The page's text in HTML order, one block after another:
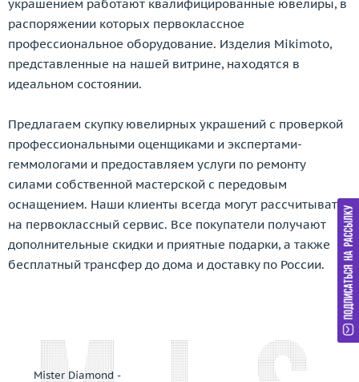
David Yurman
De Beers
De Grisogono
Delfina Delettrez
Della Riva
Di Modolo
Diamanti
Diamond Point
Dior
Dubey&Schaldenbrand
Emmeti
Enigma
украшением работают квалифицированные ювелиры, в
распоряжении которых первоклассное
профессиональное оборудование. Изделия Mikimoto,
представленные на нашей витрине, находятся в
идеальном состоянии.
Предлагаем скупку ювелирных украшений с проверкой
профессиональными оценщиками и экспертами-
геммологами и предоставляем услуги по ремонту
силами собственной мастерской с передовым
оснащением. Наши клиенты всегда могут рассчитывать
на первоклассный сервис. Все покупатели получают
дополнительные скидки и приятные подарки, а также
бесплатный трансфер до дома и доставку по России.
Mister Diamond -